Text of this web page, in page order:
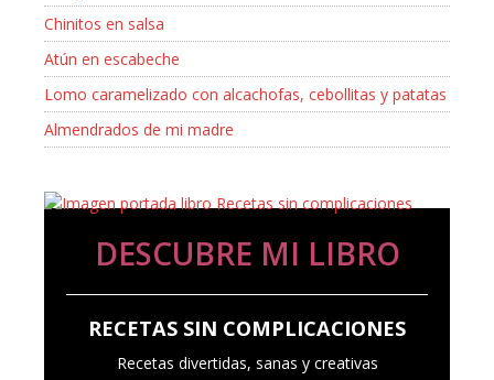
Chinitos en salsa
Atún en escabeche
Lomo caramelizado con alcachofas, cebollitas y patatas
Almendrados de mi madre
DESCUBRE MI LIBRO
RECETAS SIN COMPLICACIONES
Recetas divertidas, sanas y creativas